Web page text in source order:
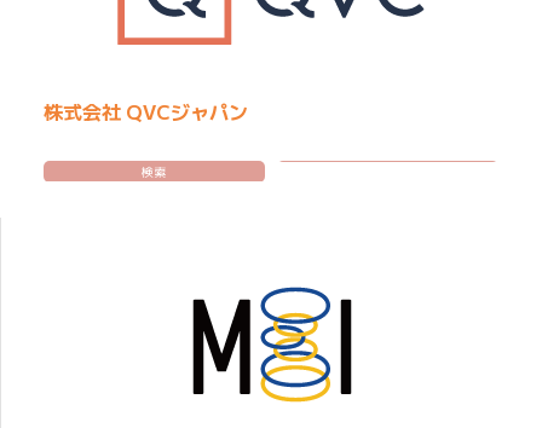
株式会社 QVCジャパン
検索